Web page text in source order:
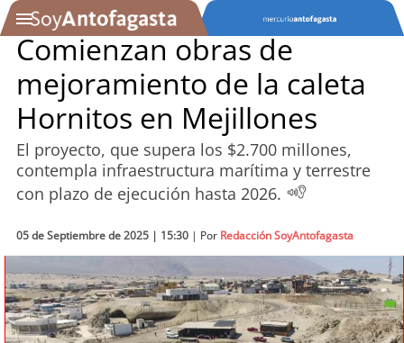
SOYTV
Podcast
Actualidad
Entretención
Economía
Deportes
Comienzan obras de
mejoramiento de la caleta
Hornitos en Mejillones
El proyecto, que supera los $2.700 millones,
contempla infraestructura marítima y terrestre
con plazo de ejecución hasta 2026.
05 de Septiembre de 2025 | 15:30 | Por Redacción SoyAntofagasta